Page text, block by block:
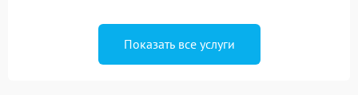
Показать все услуги